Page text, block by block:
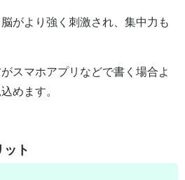
がより強く刺激され、集中力も
スマホアプリなどで書く場合よ
めます。
ト